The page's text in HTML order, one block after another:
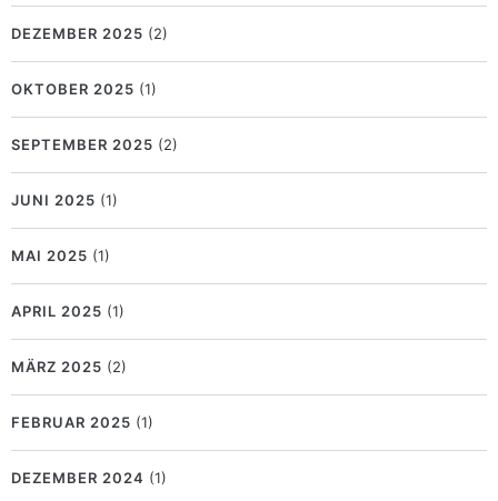
DEZEMBER 2025 (2)
OKTOBER 2025 (1)
SEPTEMBER 2025 (2)
JUNI 2025 (1)
MAI 2025 (1)
APRIL 2025 (1)
MÄRZ 2025 (2)
FEBRUAR 2025 (1)
DEZEMBER 2024 (1)